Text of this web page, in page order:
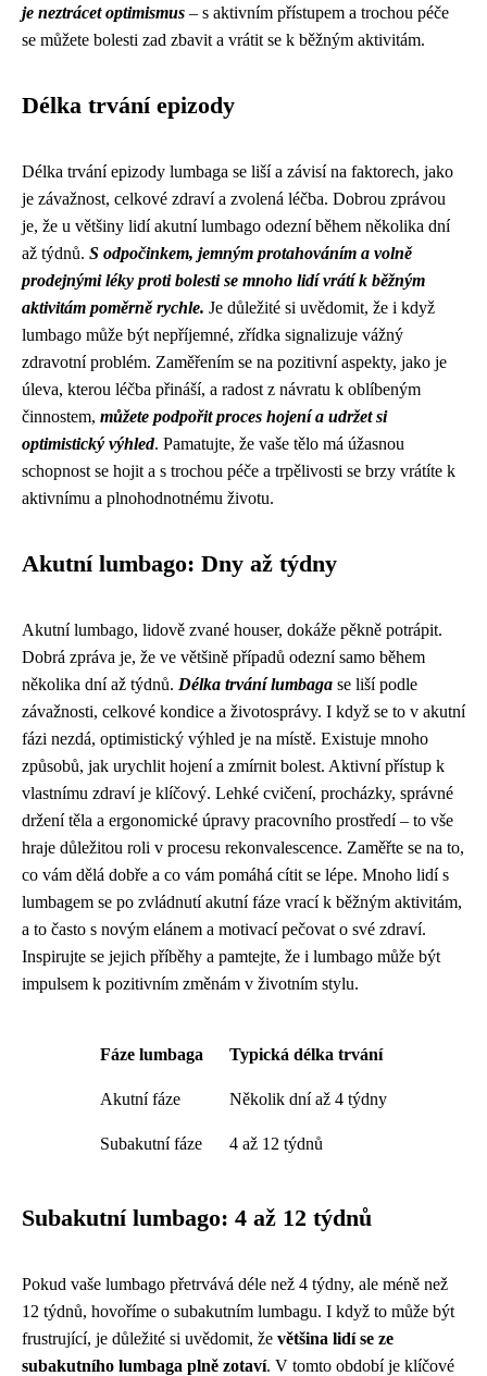
je neztrácet optimismus – s aktivním přístupem a trochou péče
se můžete bolesti zad zbavit a vrátit se k běžným aktivitám.
Délka trvání epizody
Délka trvání epizody lumbaga se liší a závisí na faktorech, jako
je závažnost, celkové zdraví a zvolená léčba. Dobrou zprávou
je, že u většiny lidí akutní lumbago odezní během několika dní
až týdnů. S odpočinkem, jemným protahováním a volně
prodejnými léky proti bolesti se mnoho lidí vrátí k běžným
aktivitám poměrně rychle. Je důležité si uvědomit, že i když
lumbago může být nepříjemné, zřídka signalizuje vážný
zdravotní problém. Zaměřením se na pozitivní aspekty, jako je
úleva, kterou léčba přináší, a radost z návratu k oblíbeným
činnostem, můžete podpořit proces hojení a udržet si
optimistický výhled. Pamatujte, že vaše tělo má úžasnou
schopnost se hojit a s trochou péče a trpělivosti se brzy vrátíte k
aktivnímu a plnohodnotnému životu.
Akutní lumbago: Dny až týdny
Akutní lumbago, lidově zvané houser, dokáže pěkně potrápit.
Dobrá zpráva je, že ve většině případů odezní samo během
několika dní až týdnů. Délka trvání lumbaga se liší podle
závažnosti, celkové kondice a životosprávy. I když se to v akutní
fázi nezdá, optimistický výhled je na místě. Existuje mnoho
způsobů, jak urychlit hojení a zmírnit bolest. Aktivní přístup k
vlastnímu zdraví je klíčový. Lehké cvičení, procházky, správné
držení těla a ergonomické úpravy pracovního prostředí – to vše
hraje důležitou roli v procesu rekonvalescence. Zaměřte se na to,
co vám dělá dobře a co vám pomáhá cítit se lépe. Mnoho lidí s
lumbagem se po zvládnutí akutní fáze vrací k běžným aktivitám,
a to často s novým elánem a motivací pečovat o své zdraví.
Inspirujte se jejich příběhy a pamtejte, že i lumbago může být
impulsem k pozitivním změnám v životním stylu.
Fáze lumbaga Typická délka trvání
Akutní fáze Několik dní až 4 týdny
Subakutní fáze 4 až 12 týdnů
Subakutní lumbago: 4 až 12 týdnů
Pokud vaše lumbago přetrvává déle než 4 týdny, ale méně než
12 týdnů, hovoříme o subakutním lumbagu. I když to může být
frustrující, je důležité si uvědomit, že většina lidí se ze
subakutního lumbaga plně zotaví. V tomto období je klíčové